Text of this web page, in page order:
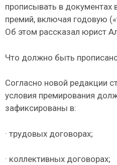
прописывать в документах
премий, включая годовую
Об этом рассказал юрист
Что должно быть
Согласно новой редакции
условия премирования
зафиксированы в:
· трудовых договорах;
· коллективных договорах;